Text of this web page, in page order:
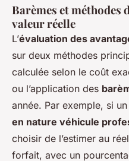
Barèmes et méthodes
valeur réelle
L’évaluation des
sur deux méthodes
calculée selon le coût
ou l’application des
année. Par exemple, si
en nature véhicule
choisir de l’estimer au
forfait, avec un